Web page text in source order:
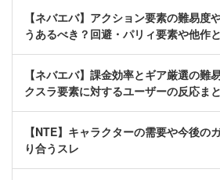
【ネバエバ】アクション要素の難易度
うあるべき？回避・パリィ要素や他作
【ネバエバ】課金効率とギア厳選の難
クスラ要素に対するユーザーの反応ま
【NTE】キャラクターの需要や今後の
り合うスレ